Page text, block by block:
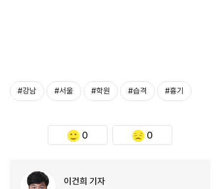
#강남 #서울 #학원 #습격 #흉기
0 0
이건희 기자